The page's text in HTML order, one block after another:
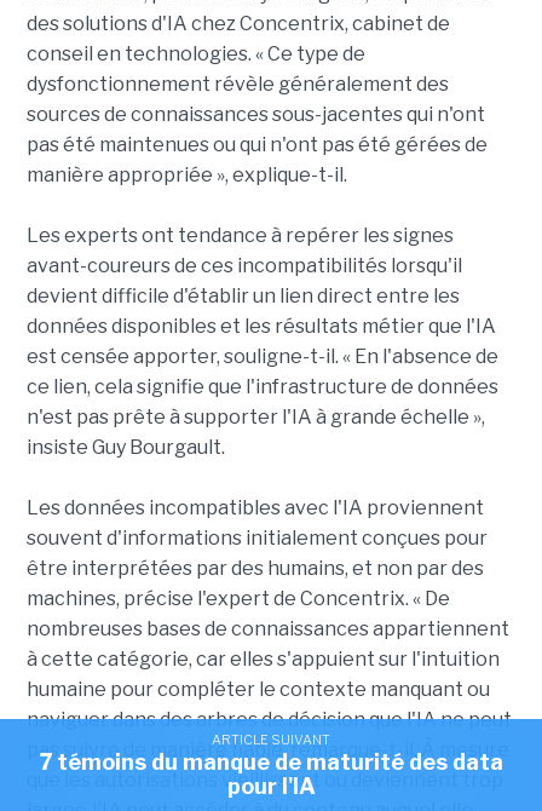
ARTICLE SUIVANT
7 témoins du manque de maturité des data
pour l'IA
des solutions d'IA chez Concentrix, cabinet de
conseil en technologies. « Ce type de
dysfonctionnement révèle généralement des
sources de connaissances sous-jacentes qui n'ont
pas été maintenues ou qui n'ont pas été gérées de
manière appropriée », explique-t-il.
Les experts ont tendance à repérer les signes
avant-coureurs de ces incompatibilités lorsqu'il
devient difficile d'établir un lien direct entre les
données disponibles et les résultats métier que l'IA
est censée apporter, souligne-t-il. « En l'absence de
ce lien, cela signifie que l'infrastructure de données
n'est pas prête à supporter l'IA à grande échelle »,
insiste Guy Bourgault.
Les données incompatibles avec l'IA proviennent
souvent d'informations initialement conçues pour
être interprétées par des humains, et non par des
machines, précise l'expert de Concentrix. « De
nombreuses bases de connaissances appartiennent
à cette catégorie, car elles s'appuient sur l'intuition
humaine pour compléter le contexte manquant ou
naviguer dans des arbres de décision que l'IA ne peut
pas suivre de manière fiable, remarque-t-il. À mesure
que les autorisations vieillissent ou deviennent trop